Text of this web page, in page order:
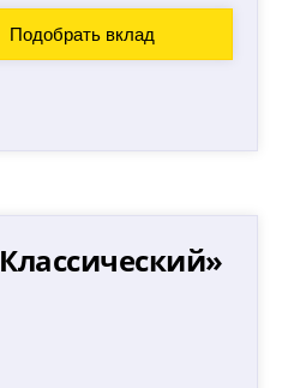
Подобрать вклад
Классический»